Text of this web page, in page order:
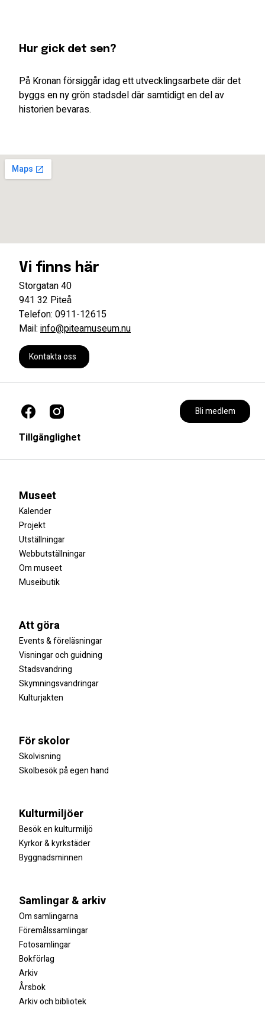
Hur gick det sen?
På Kronan försiggår idag ett utvecklingsarbete där det
byggs en ny grön stadsdel där samtidigt en del av
historien bevaras.
Vi finns här
Storgatan 40
941 32 Piteå
Telefon: 0911-12615
Mail: info@piteamuseum.nu
Kontakta oss
Bli medlem
Tillgänglighet
Museet
Kalender
Projekt
Utställningar
Webbutställningar
Om museet
Museibutik
Att göra
Events & föreläsningar
Visningar och guidning
Stadsvandring
Skymningsvandringar
Kulturjakten
För skolor
Skolvisning
Skolbesök på egen hand
Kulturmiljöer
Besök en kulturmiljö
Kyrkor & kyrkstäder
Byggnadsminnen
Samlingar & arkiv
Om samlingarna
Föremålssamlingar
Fotosamlingar
Bokförlag
Arkiv
Årsbok
Arkiv och bibliotek